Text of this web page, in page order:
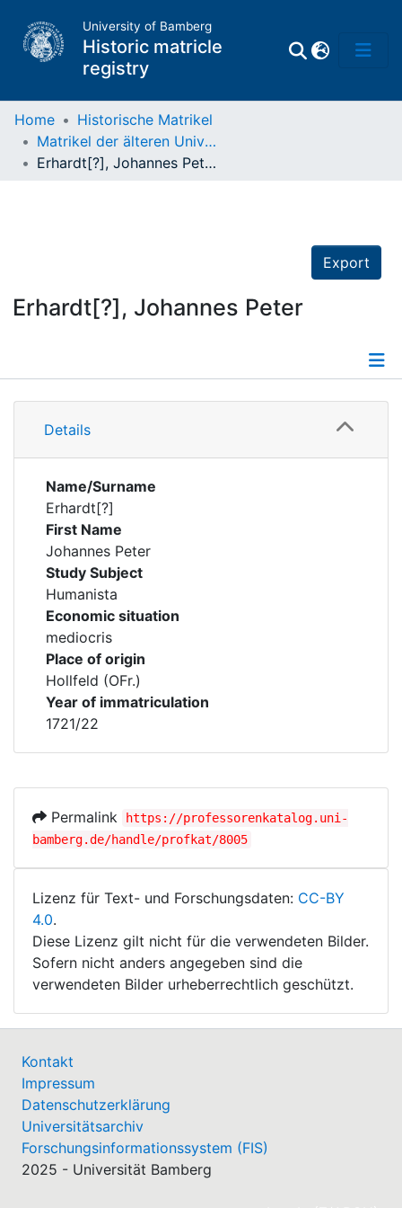
University of Bamberg
Historic matricle
registry
Matrikel
Home
Historische Matrikel
Matrikel der älteren Universität
Erhardt[?], Johannes Peter
Export
Erhardt[?], Johannes Peter
Details
Details
Name/Surname
Erhardt[?]
First Name
Johannes Peter
Study Subject
Humanista
Economic situation
mediocris
Place of origin
Hollfeld (OFr.)
Year of immatriculation
1721/22
Permalink
https://professorenkatalog.uni-
bamberg.de/handle/profkat/8005
Lizenz für Text- und Forschungsdaten: CC-BY
4.0.
Diese Lizenz gilt nicht für die verwendeten Bilder.
Sofern nicht anders angegeben sind die
verwendeten Bilder urheberrechtlich geschützt.
Kontakt
Impressum
Datenschutzerklärung
Universitätsarchiv
Forschungsinformationssystem (FIS)
2025 - Universität Bamberg